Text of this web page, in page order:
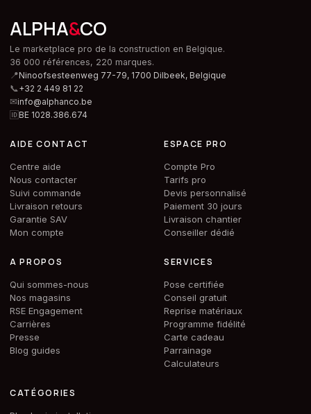
ALPHA&CO
Le marketplace pro de la construction en Belgique.
36 000 références, 220 marques.
📍Ninoofsesteenweg 77-79, 1700 Dilbeek, Belgique
📞+32 2 449 81 22
✉info@alphanco.be
🆔BE 1028.386.674
AIDE CONTACT
Centre aide
Nous contacter
Suivi commande
Livraison retours
Garantie SAV
Mon compte
ESPACE PRO
Compte Pro
Tarifs pro
Devis personnalisé
Paiement 30 jours
Livraison chantier
Conseiller dédié
A PROPOS
Qui sommes-nous
Nos magasins
RSE Engagement
Carrières
Presse
Blog guides
SERVICES
Pose certifiée
Conseil gratuit
Reprise matériaux
Programme fidélité
Carte cadeau
Parrainage
Calculateurs
CATÉGORIES